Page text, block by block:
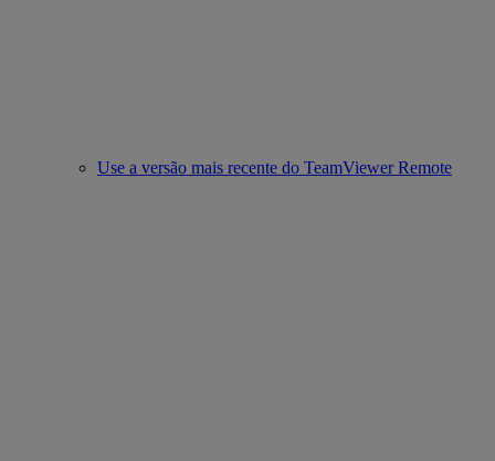
Use a versão mais recente do TeamViewer Remote